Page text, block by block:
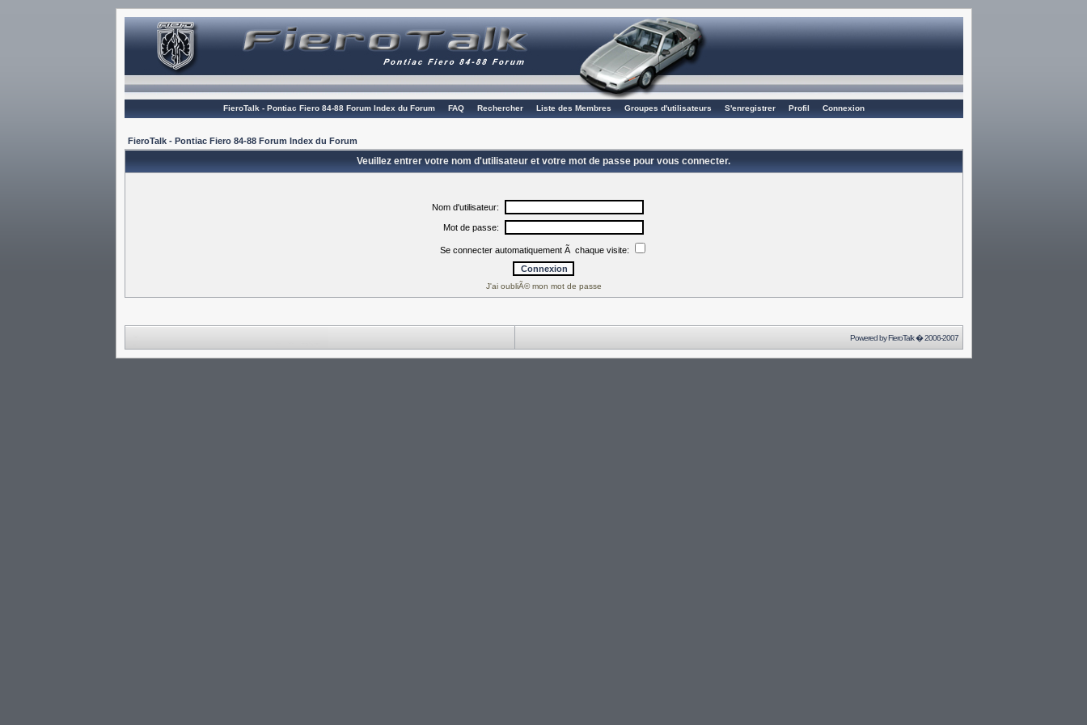
FieroTalk - Pontiac Fiero 84-88 Forum Index du Forum FAQ Rechercher Liste des Membres Groupes d'utilisateurs S'enregistrer Profil Connexion
FieroTalk - Pontiac Fiero 84-88 Forum Index du Forum
Veuillez entrer votre nom d'utilisateur et votre mot de passe pour vous connecter.
Nom d'utilisateur:
Mot de passe:
Se connecter automatiquement Ã chaque visite:
J'ai oubliÃ© mon mot de passe
Powered byFieroTalk� 2006-2007